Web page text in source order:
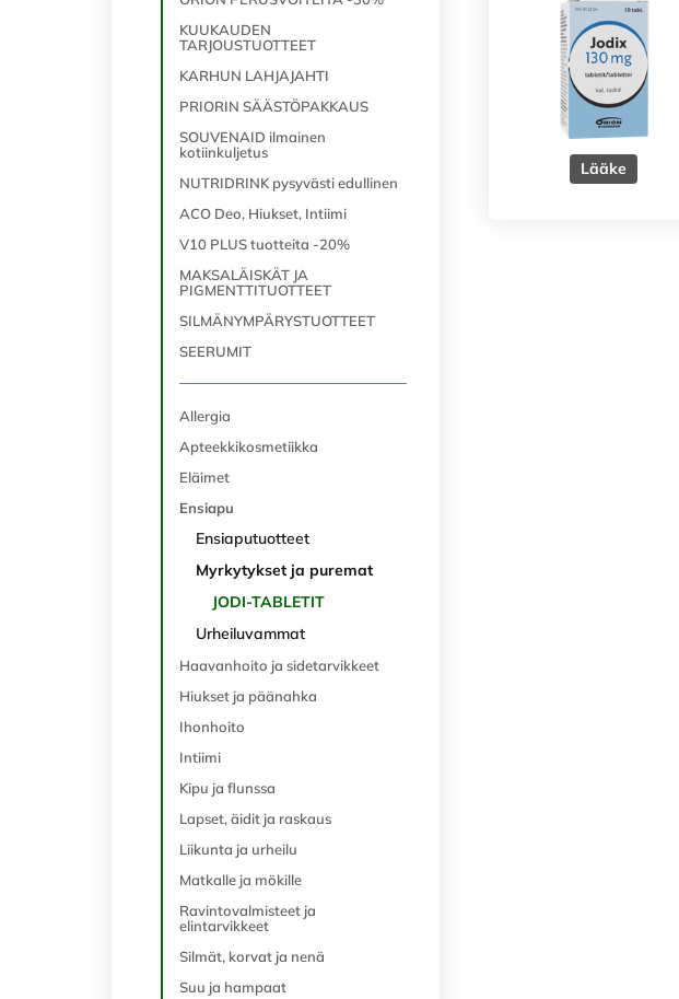
KUUKAUDEN
TARJOUSTUOTTEET
KARHUN LAHJAJAHTI
PRIORIN SÄÄSTÖPAKKAUS
SOUVENAID ilmainen
kotiinkuljetus
NUTRIDRINK pysyvästi edullinen
ACO Deo, Hiukset, Intiimi
V10 PLUS tuotteita -20%
MAKSALÄISKÄT JA
PIGMENTTITUOTTEET
SILMÄNYMPÄRYSTUOTTEET
SEERUMIT
Allergia
Apteekkikosmetiikka
Eläimet
Ensiapu
Ensiaputuotteet
Myrkytykset ja puremat
JODI-TABLETIT
Urheiluvammat
Haavanhoito ja sidetarvikkeet
Hiukset ja päänahka
Ihonhoito
Intiimi
Kipu ja flunssa
Lapset, äidit ja raskaus
Liikunta ja urheilu
Matkalle ja mökille
Ravintovalmisteet ja
elintarvikkeet
Silmät, korvat ja nenä
Suu ja hampaat
Lääke